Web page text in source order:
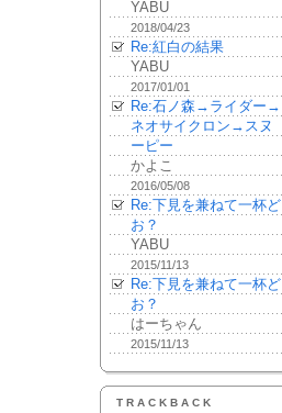
YABU
2018/04/23
Re:紅白の結果
YABU
2017/01/01
Re:石ノ森→ライダー→
ネオサイクロン→スヌ
ーピー
かよこ
2016/05/08
Re:下見を兼ねて一杯ど
お？
YABU
2015/11/13
Re:下見を兼ねて一杯ど
お？
はーちゃん
2015/11/13
TRACKBACK